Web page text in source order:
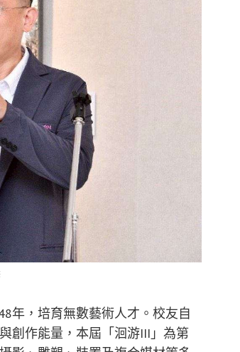
年，培育無數藝術人才。校友自
創作能量，本屆「洄游III」為第